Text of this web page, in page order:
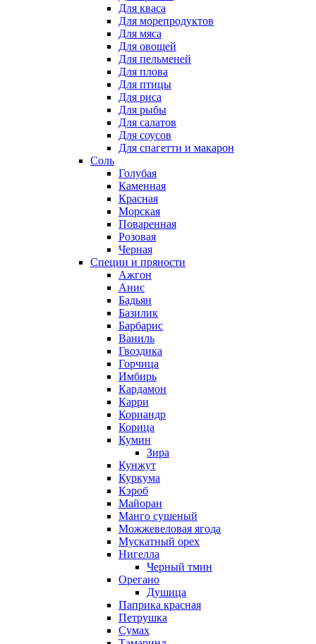
Для кваса
Для морепродуктов
Для мяса
Для овощей
Для пельменей
Для плова
Для птицы
Для риса
Для рыбы
Для салатов
Для соусов
Для спагетти и макарон
Соль
Голубая
Каменная
Красная
Морская
Поваренная
Розовая
Черная
Специи и пряности
Ажгон
Анис
Бадьян
Базилик
Барбарис
Ваниль
Гвоздика
Горчица
Имбирь
Кардамон
Карри
Кориандр
Корица
Кумин
Зира
Кунжут
Куркума
Кэроб
Майоран
Манго сушеный
Можжевеловая ягода
Мускатный орех
Нигелла
Черный тмин
Орегано
Душица
Паприка красная
Петрушка
Сумах